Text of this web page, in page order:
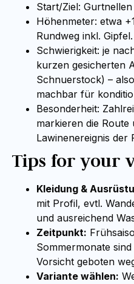
Start/Ziel:
Höhenmeter: etwa
Rundweg inkl. Gipfel.
Schwierigkeit: je
kurzen gesicherten
Schnuerstock) –
machbar für
Besonderheit:
markieren die
Lawinenereignis der
Tips for your
Kleidung &
mit Profil, evtl.
und ausreichend
Zeitpunkt:
Sommermonate
Vorsicht geboten
Variante wählen: